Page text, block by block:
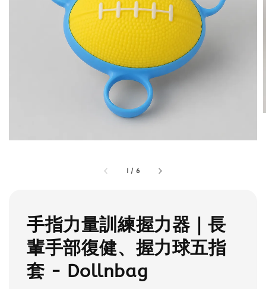
1 / 6
手指力量訓練握力器｜長
輩手部復健、握力球五指
套 - Dollnbag